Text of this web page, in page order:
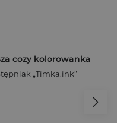
cozy kolorowanka
„Timka.ink”